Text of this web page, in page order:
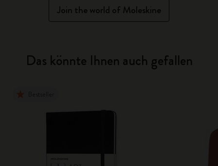
Join the world of Moleskine
Das könnte Ihnen auch gefallen